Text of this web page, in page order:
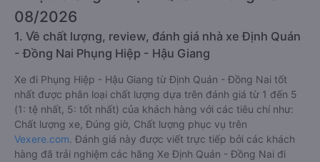
08/2026
1. Về chất lượng, review, đánh giá nhà xe Định Quán
- Đồng Nai Phụng Hiệp - Hậu Giang
Xe đi Phụng Hiệp - Hậu Giang từ Định Quán - Đồng Nai tốt
nhất được phân loại chất lượng dựa trên đánh giá từ 1 đến 5
(1: tệ nhất, 5: tốt nhất) của khách hàng với các tiêu chí như:
Chất lượng xe, Đúng giờ, Chất lượng phục vụ trên
Vexere.com. Đánh giá này được viết trực tiếp bởi các khách
hàng đã trải nghiệm các hãng Xe Định Quán - Đồng Nai đi